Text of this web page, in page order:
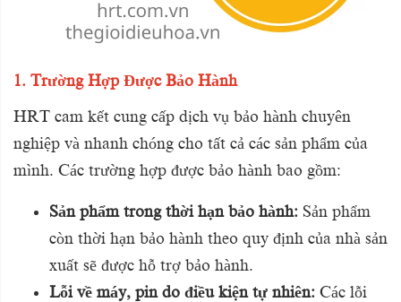
1. Trường Hợp Được Bảo Hành
HRT cam kết cung cấp dịch vụ bảo hành chuyên
nghiệp và nhanh chóng cho tất cả các sản phẩm của
mình. Các trường hợp được bảo hành bao gồm:
Sản phẩm trong thời hạn bảo hành: Sản phẩm
còn thời hạn bảo hành theo quy định của nhà sản
xuất sẽ được hỗ trợ bảo hành.
Lỗi về máy, pin do điều kiện tự nhiên: Các lỗi